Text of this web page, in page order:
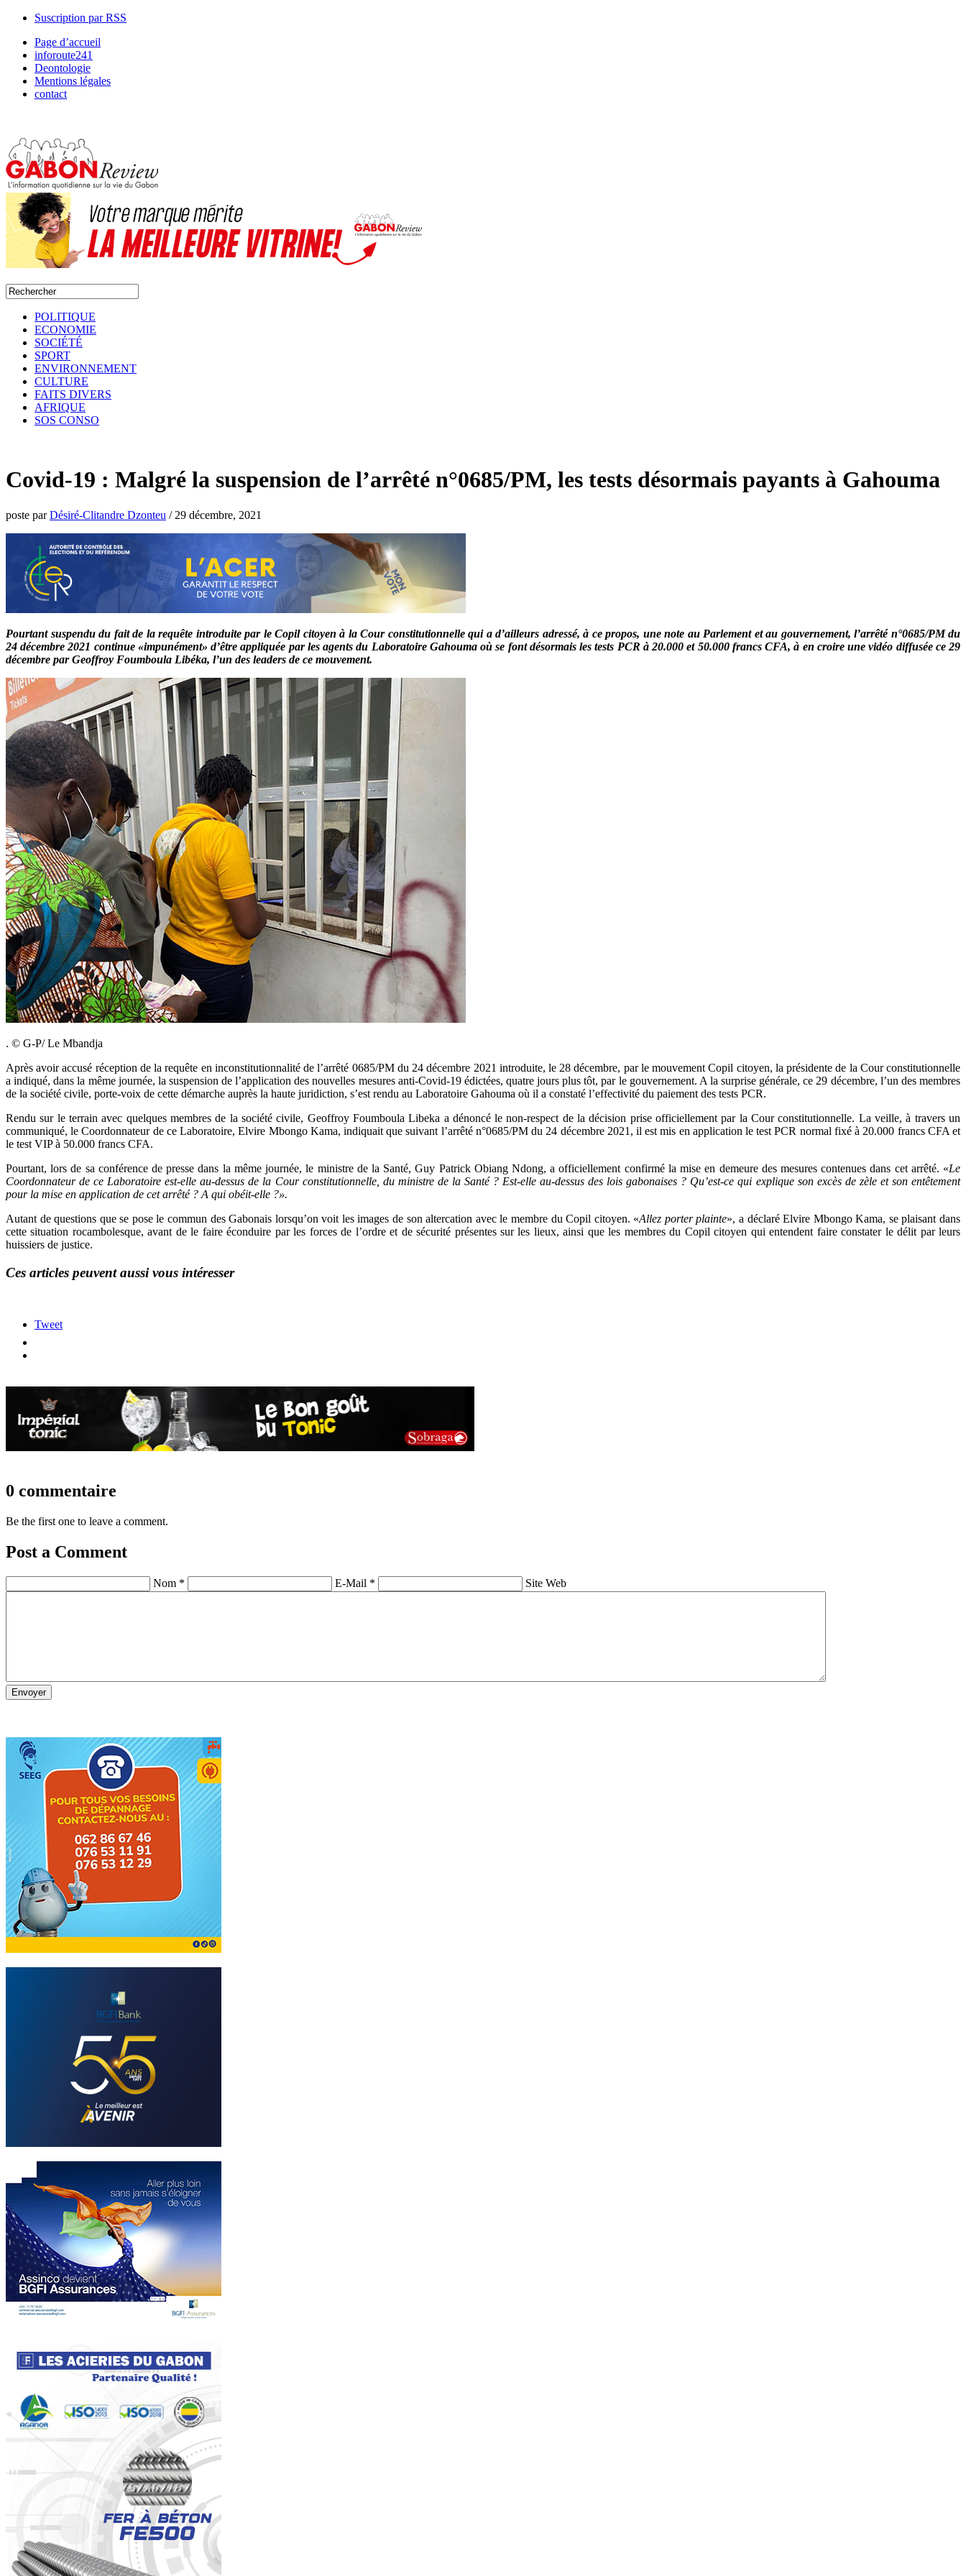
Suscription par RSS
Page d’accueil
inforoute241
Deontologie
Mentions légales
contact
POLITIQUE
ECONOMIE
SOCIÉTÉ
SPORT
ENVIRONNEMENT
CULTURE
FAITS DIVERS
AFRIQUE
SOS CONSO
Covid-19 : Malgré la suspension de l’arrêté n°0685/PM, les tests désormais payants à Gahouma
poste parDésiré-Clitandre Dzonteu / 29 décembre, 2021
Pourtant suspendu du fait de la requête introduite par le Copil citoyen à la Cour constitutionnelle qui a d’ailleurs adressé, à ce propos, une note au Parlement et au gouvernement, l’arrêté n°0685/PM du
24 décembre 2021 continue «impunément» d’être appliquée par les agents du Laboratoire Gahouma où se font désormais les tests PCR à 20.000 et 50.000 francs CFA, à en croire une vidéo diffusée ce 29
décembre par Geoffroy Foumboula Libéka, l’un des leaders de ce mouvement.
. © G-P/ Le Mbandja
Après avoir accusé réception de la requête en inconstitutionnalité de l’arrêté 0685/PM du 24 décembre 2021 introduite, le 28 décembre, par le mouvement Copil citoyen, la présidente de la Cour constitutionnelle
a indiqué, dans la même journée, la suspension de l’application des nouvelles mesures anti-Covid-19 édictées, quatre jours plus tôt, par le gouvernement. A la surprise générale, ce 29 décembre, l’un des membres
de la société civile, porte-voix de cette démarche auprès la haute juridiction, s’est rendu au Laboratoire Gahouma où il a constaté l’effectivité du paiement des tests PCR.
Rendu sur le terrain avec quelques membres de la société civile, Geoffroy Foumboula Libeka a dénoncé le non-respect de la décision prise officiellement par la Cour constitutionnelle. La veille, à travers un
communiqué, le Coordonnateur de ce Laboratoire, Elvire Mbongo Kama, indiquait que suivant l’arrêté n°0685/PM du 24 décembre 2021, il est mis en application le test PCR normal fixé à 20.000 francs CFA et
le test VIP à 50.000 francs CFA.
Pourtant, lors de sa conférence de presse dans la même journée, le ministre de la Santé, Guy Patrick Obiang Ndong, a officiellement confirmé la mise en demeure des mesures contenues dans cet arrêté. «Le
Coordonnateur de ce Laboratoire est-elle au-dessus de la Cour constitutionnelle, du ministre de la Santé ? Est-elle au-dessus des lois gabonaises ? Qu’est-ce qui explique son excès de zèle et son entêtement
pour la mise en application de cet arrêté ? A qui obéit-elle ?».
Autant de questions que se pose le commun des Gabonais lorsqu’on voit les images de son altercation avec le membre du Copil citoyen. «Allez porter plainte», a déclaré Elvire Mbongo Kama, se plaisant dans
cette situation rocambolesque, avant de le faire éconduire par les forces de l’ordre et de sécurité présentes sur les lieux, ainsi que les membres du Copil citoyen qui entendent faire constater le délit par leurs
huissiers de justice.
Ces articles peuvent aussi vous intéresser
Tweet
0 commentaire
Be the first one to leave a comment.
Post a Comment
Nom * E-Mail * Site Web